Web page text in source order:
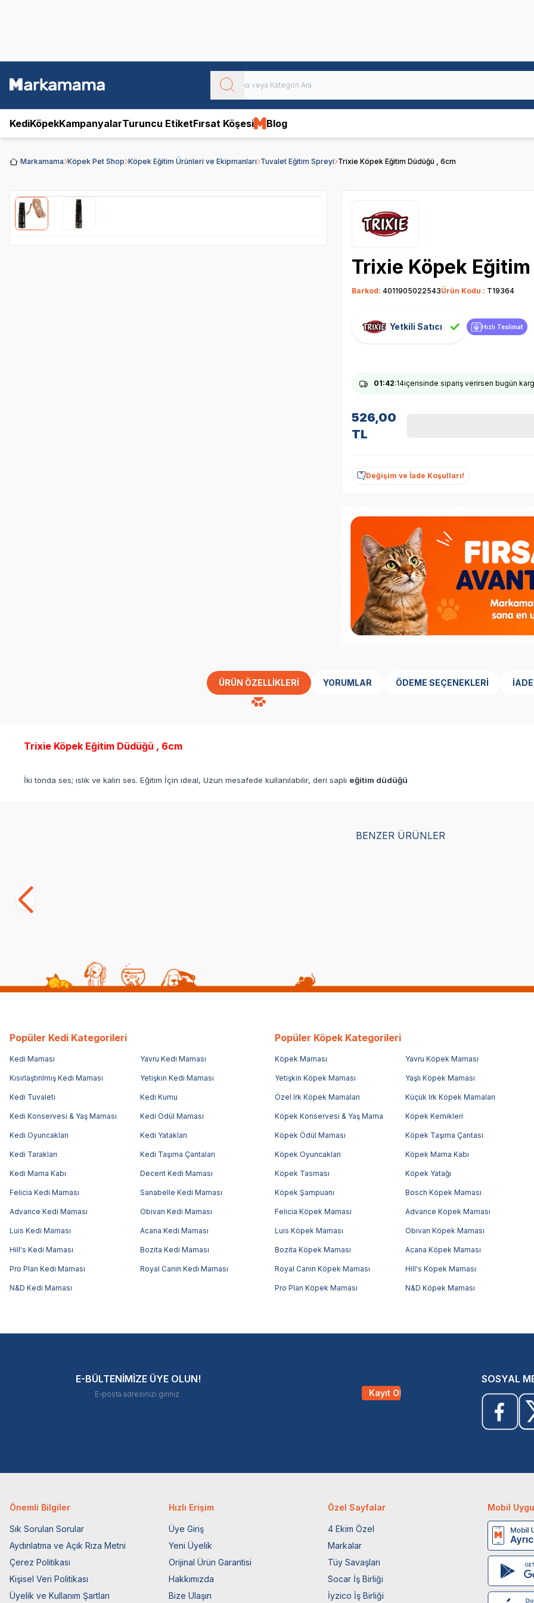
KediKöpekKampanyalarTuruncu EtiketFırsat Köşesi Blog
Markamama Köpek Pet Shop Köpek Eğitim Ürünleri ve Ekipmanları Tuvalet Eğitim Spreyi Trixie Köpek Eğitim Düdüğü , 6cm
Trixie Köpek
Barkod: 4011905022543Ürün Kodu : T19364
Yetkili Satıcı Hızlı Teslimat
01:42:13içerisinde sipariş verirsen bugün
526,00
TL
Değişim ve İade Koşulları!
ÜRÜN ÖZELLIKLERI YORUMLAR ÖDEME SEÇENEKLERI
Trixie Köpek Eğitim Düdüğü , 6cm
İki tonda ses; ıslık ve kalın ses. Eğitim İçin ideal, Uzun mesafede kullanılabilir, deri saplı eğitim düdüğü
BENZER ÜRÜNLER
399,00
Popüler Kedi Kategorileri
Kedi Maması Yavru Kedi Maması
Kısırlaştırılmış Kedi Maması Yetişkin Kedi Maması
Kedi Tuvaleti Kedi Kumu
Kedi Konservesi & Yaş Maması Kedi Ödül Maması
Kedi Oyuncakları Kedi Yatakları
Kedi Tarakları Kedi Taşıma Çantaları
Kedi Mama Kabı Decent Kedi Maması
Felicia Kedi Maması Sanabelle Kedi Maması
Advance Kedi Maması Obivan Kedi Maması
Luis Kedi Maması Acana Kedi Maması
Hill's Kedi Maması Bozita Kedi Maması
Pro Plan Kedi Maması Royal Canin Kedi Maması
N&D Kedi Maması
Popüler Köpek Kategorileri
Köpek Maması Yavru Köpek Maması
Yetişkin Köpek Maması Yaşlı Köpek Maması
Özel Irk Köpek Mamaları Küçük Irk Köpek Mamaları
Köpek Konservesi & Yaş Mama Köpek Kemikleri
Köpek Ödül Maması Köpek Taşıma Çantası
Köpek Oyuncakları Köpek Mama Kabı
Köpek Tasması Köpek Yatağı
Köpek Şampuanı Bosch Köpek Maması
Felicia Köpek Maması Advance Köpek Maması
Luis Köpek Maması Obivan Köpek Maması
Bozita Köpek Maması Acana Köpek Maması
Royal Canin Köpek Maması Hill's Köpek Maması
Pro Plan Köpek Maması N&D Köpek Maması
E-BÜLTENİMİZE ÜYE OLUN!
Kayıt Ol
SOSYAL
Önemli Bilgiler
Sık Sorulan Sorular
Aydınlatma ve Açık Rıza Metni
Çerez Politikası
Kişisel Veri Politikası
Üyelik ve Kullanım Şartları
Hızlı Erişim
Üye Giriş
Yeni Üyelik
Orijinal Ürün Garantisi
Hakkımızda
Bize Ulaşın
Özel Sayfalar
4 Ekim Özel
Markalar
Tüy Savaşları
Socar İş Birliği
İyzico İş Birliği
Mobil